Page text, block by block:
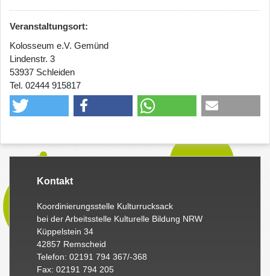
Veranstaltungsort:
Kolosseum e.V. Gemünd
Lindenstr. 3
53937 Schleiden
Tel. 02444 915817
Kontakt
Koordinierungsstelle Kulturrucksack
bei der Arbeitsstelle Kulturelle Bildung NRW
Küppelstein 34
42857 Remscheid
Telefon: 02191 794 367/-368
Fax: 02191 794 205